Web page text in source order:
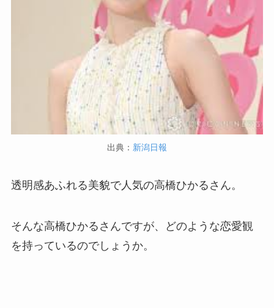
出典： 新潟日報
透明感あふれる美貌で人気の高橋ひかるさん。
そんな高橋ひかるさんですが、どのような恋愛観
を持っているのでしょうか。